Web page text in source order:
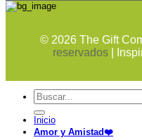
© 2026The Gift
reservados
|
Buscar
por:
Inicio
Amor y Amistad❤️